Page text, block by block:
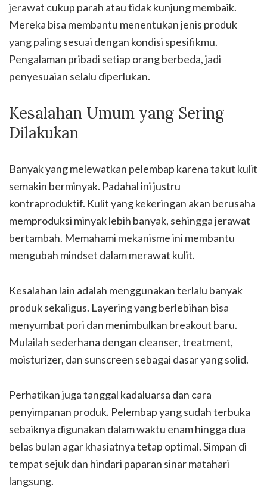
jerawat cukup parah atau tidak kunjung membaik.
Mereka bisa membantu menentukan jenis produk
yang paling sesuai dengan kondisi spesifikmu.
Pengalaman pribadi setiap orang berbeda, jadi
penyesuaian selalu diperlukan.
Kesalahan Umum yang Sering
Dilakukan
Banyak yang melewatkan pelembap karena takut kulit
semakin berminyak. Padahal ini justru
kontraproduktif. Kulit yang kekeringan akan berusaha
memproduksi minyak lebih banyak, sehingga jerawat
bertambah. Memahami mekanisme ini membantu
mengubah mindset dalam merawat kulit.
Kesalahan lain adalah menggunakan terlalu banyak
produk sekaligus. Layering yang berlebihan bisa
menyumbat pori dan menimbulkan breakout baru.
Mulailah sederhana dengan cleanser, treatment,
moisturizer, dan sunscreen sebagai dasar yang solid.
Perhatikan juga tanggal kadaluarsa dan cara
penyimpanan produk. Pelembap yang sudah terbuka
sebaiknya digunakan dalam waktu enam hingga dua
belas bulan agar khasiatnya tetap optimal. Simpan di
tempat sejuk dan hindari paparan sinar matahari
langsung.